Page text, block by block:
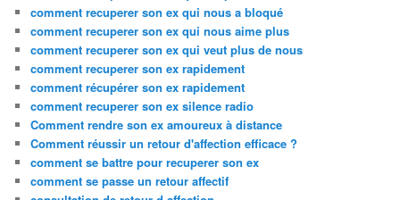
comment recuperer son ex qui nous a bloqué
comment recuperer son ex qui nous aime plus
comment recuperer son ex qui veut plus de nous
comment recuperer son ex rapidement
comment récupérer son ex rapidement
comment recuperer son ex silence radio
Comment rendre son ex amoureux à distance
Comment réussir un retour d'affection efficace ?
comment se battre pour recuperer son ex
comment se passe un retour affectif